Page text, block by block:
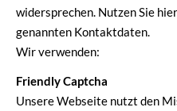
widersprechen. Nutzen Sie
genannten Kontaktdaten.
Wir verwenden:
Friendly Captcha
Unsere Webseite nutzt den